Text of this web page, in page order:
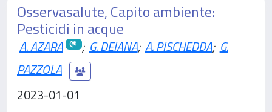
Osservasalute, Capito ambiente:
Pesticidi in acque
A. AZARA ; G. DEIANA; A. PISCHEDDA; G.
PAZZOLA
2023-01-01